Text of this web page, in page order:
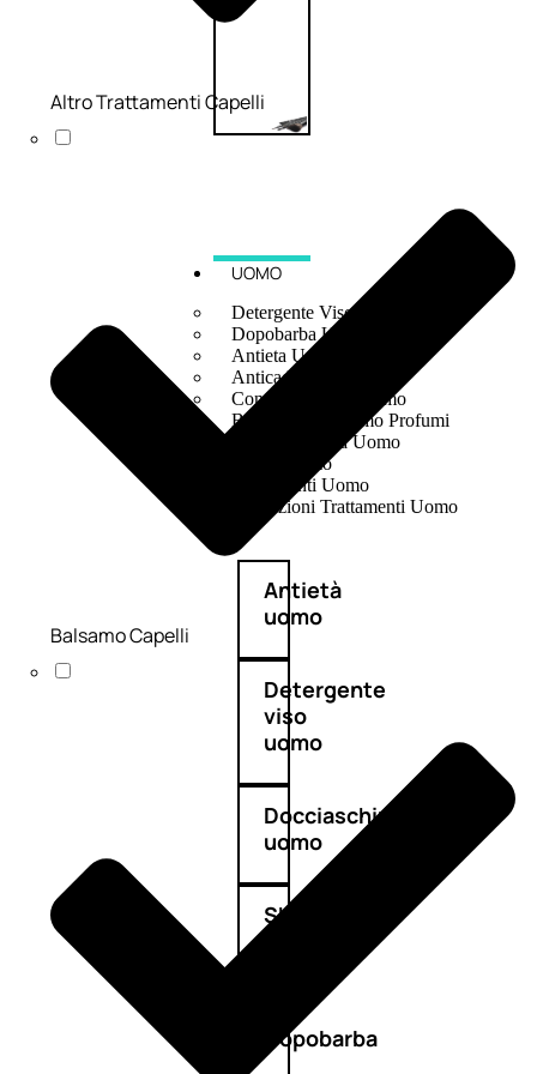
UOMO
Detergente Viso Uomo
Dopobarba Uomo
Antieta Uomo
Anticaduta Uomo
Contorno Occhi Uomo
Bagnodoccia Uomo Profumi
Docciaschiuma Uomo
Corpo Uomo
Deodoranti Uomo
Confezioni Trattamenti Uomo
Antietà
uomo
Detergente
viso
uomo
Docciaschiuma
uomo
Shampoo
Dopobarba
Altro Trattamenti Capelli
Balsamo Capelli